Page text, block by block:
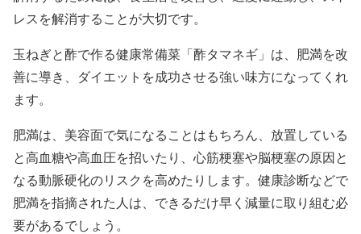
レスを解消することが大切です。
玉ねぎと酢で作る健康常備菜「酢タマネギ」は、肥満を改
善に導き、ダイエットを成功させる強い味方になってくれ
ます。
肥満は、美容面で気になることはもちろん、放置している
と高血糖や高血圧を招いたり、心筋梗塞や脳梗塞の原因と
なる動脈硬化のリスクを高めたりします。健康診断などで
肥満を指摘された人は、できるだけ早く減量に取り組む必
要があるでしょう。